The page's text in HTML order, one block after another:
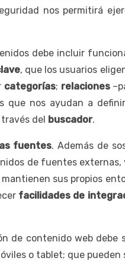
nos permitirá
debe incluir
, que los usuarios
categorías; relaciones
que nos ayudan a
del buscador.
fuentes. Además de
de fuentes
sus propios
facilidades de
de contenido web debe
o tablet; que